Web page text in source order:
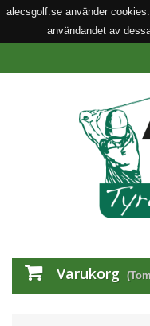
alecsgolf.se använder
användandet av
Varukorg